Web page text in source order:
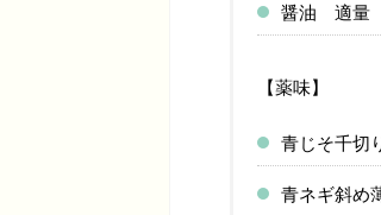
醤油 適量
【薬味】
青じそ千
青ネギ斜